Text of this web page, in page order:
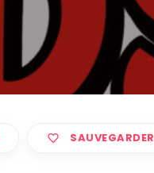
SAUVEGARDER